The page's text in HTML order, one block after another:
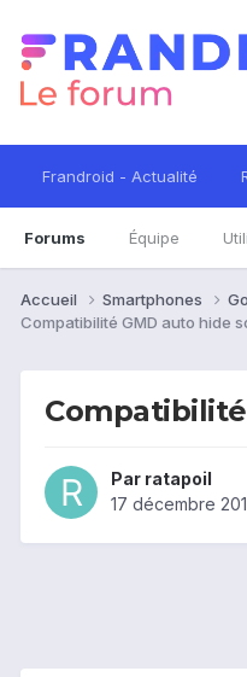
Frandroid - Actualité
Forums Équipe
Accueil Smartphones
Compatibilité GMD auto hide
Par ratapoil
17 décembre